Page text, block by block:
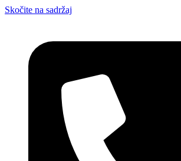
Skočite na sadržaj